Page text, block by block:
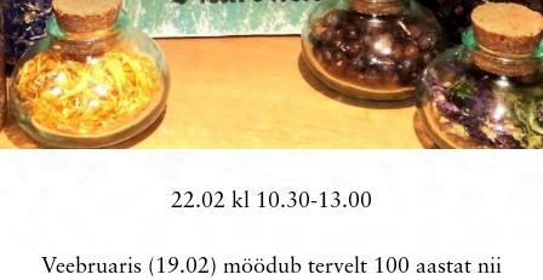
22.02 kl 10.30-13.00
Veebruaris (19.02) möödub tervelt 100 aastat nii